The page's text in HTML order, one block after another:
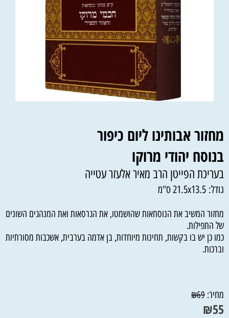
מחזור אבותינו ליום כיפור
בנוסח יהודי מרוקו
בעריכת הפייטן הרב מאיר אלעזר עטייה
גודל: 21.5x13.5 ס"מ
מחזור המשיב את הנוסחאות שהושמטו, את הגרסאות ואת המנהגים השונים
של התפילות.
כמו כן יש בו בקשות, תחינות מיוחדות, בן אדמה בערבית, אשכבות מסורתיות
וברכות.
מחיר: ₪69
₪55